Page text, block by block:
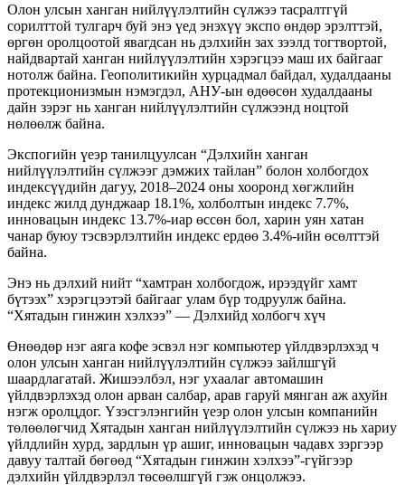
Олон улсын ханган нийлүүлэлтийн сүлжээ тасралтгүй
сорилттой тулгарч буй энэ үед энэхүү экспо өндөр эрэлттэй,
өргөн оролцоотой явагдсан нь дэлхийн зах зээлд тогтвортой,
найдвартай ханган нийлүүлэлтийн хэрэгцээ маш их байгааг
нотолж байна. Геополитикийн хурцадмал байдал, худалдааны
протекционизмын нэмэгдэл, АНУ-ын өдөөсөн худалдааны
дайн зэрэг нь ханган нийлүүлэлтийн сүлжээнд ноцтой
нөлөөлж байна.
Экспогийн үеэр танилцуулсан “Дэлхийн ханган
нийлүүлэлтийн сүлжээг дэмжих тайлан” болон холбогдох
индексүүдийн дагуу, 2018–2024 оны хооронд хөгжлийн
индекс жилд дунджаар 18.1%, холболтын индекс 7.7%,
инновацын индекс 13.7%-иар өссөн бол, харин уян хатан
чанар буюу тэсвэрлэлтийн индекс ердөө 3.4%-ийн өсөлттэй
байна.
Энэ нь дэлхий нийт “хамтран холбогдож, ирээдүйг хамт
бүтээх” хэрэгцээтэй байгааг улам бүр тодруулж байна.
“Хятадын гинжин хэлхээ” — Дэлхийд холбогч хүч
Өнөөдөр нэг аяга кофе эсвэл нэг компьютер үйлдвэрлэхэд ч
олон улсын ханган нийлүүлэлтийн сүлжээ зайлшгүй
шаардлагатай. Жишээлбэл, нэг ухаалаг автомашин
үйлдвэрлэхэд олон арван салбар, арав гаруй мянган аж ахуйн
нэгж оролцдог. Үзэсгэлэнгийн үеэр олон улсын компанийн
төлөөлөгчид Хятадын ханган нийлүүлэлтийн сүлжээ нь хариу
үйлдлийн хурд, зардлын үр ашиг, инновацын чадавх зэргээр
давуу талтай бөгөөд “Хятадын гинжин хэлхээ”-гүйгээр
дэлхийн үйлдвэрлэл төсөөлшгүй гэж онцолжээ.